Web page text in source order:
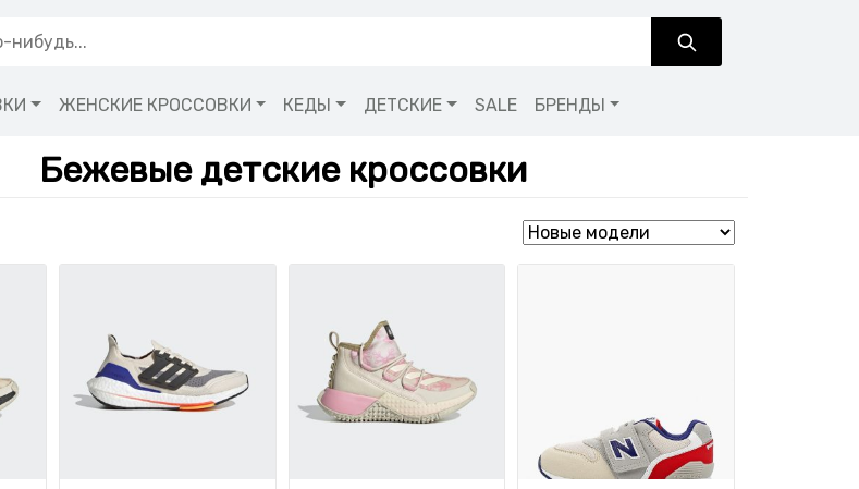
ЖЕНСКИЕ КРОССОВКИ КЕДЫ ДЕТСКИЕ SALE БРЕНДЫ
Бежевые детские кроссовки
самые недавние